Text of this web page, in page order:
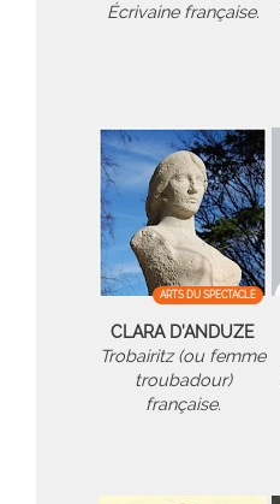
Écrivaine française.
ARTS DU SPECTACLE
CLARA D’ANDUZE
Trobairitz (ou femme
troubadour)
française.